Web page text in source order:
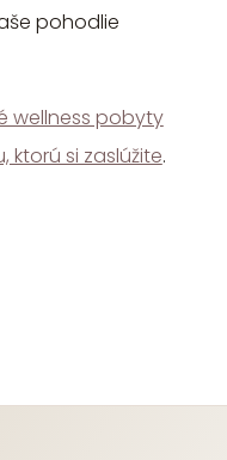
pohodlie
wellness pobyty
si zaslúžite.